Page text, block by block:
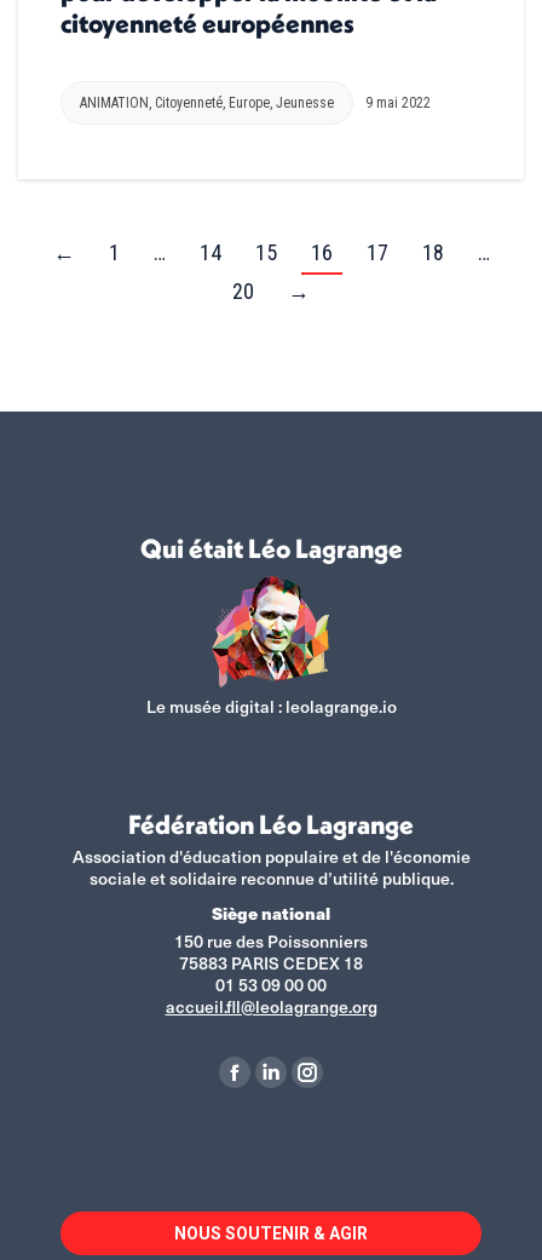
citoyenneté européennes
ANIMATION Citoyenneté Europe Jeunesse 9 mai 2022
← 1 … 14 15 16 17 18
…
20
→
Qui était Léo Lagrange
Le musée digital :leolagrange.io
Fédération Léo Lagrange
Association d'éducation populaire et de l'économie
sociale et solidaire reconnue d’utilité publique.
Siège national
150 rue des Poissonniers
75883 PARIS CEDEX 18
01 53 09 00 00
accueil.fll@leolagrange.org
La
dans
une
La
dans
une
La
dans
une
NOUS SOUTENIR & AGIR